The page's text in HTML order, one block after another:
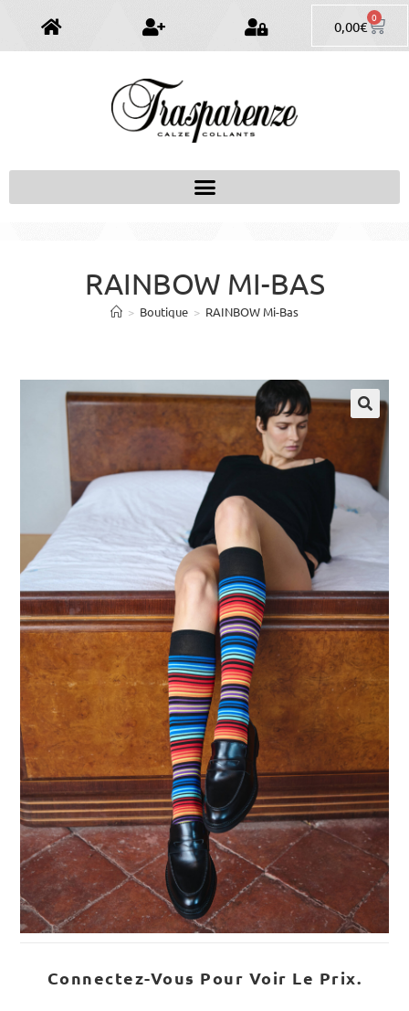
0,00€ 0
RAINBOW MI-BAS
> Boutique > RAINBOW Mi-Bas
Connectez-Vous Pour Voir Le Prix.